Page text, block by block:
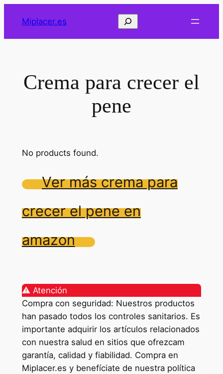
Miplacer.es Buscar
Crema para crecer el
pene
No products found.
Ver más crema para
crecer el pene en
amazon
⚠️ Atención
Compra con seguridad: Nuestros productos
han pasado todos los controles sanitarios. Es
importante adquirir los artículos relacionados
con nuestra salud en sitios que ofrezcam
garantía, calidad y fiabilidad. Compra en
Miplacer.es y benefíciate de nuestra política